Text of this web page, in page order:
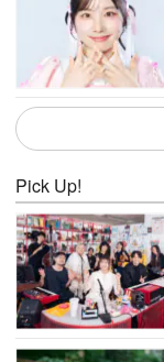
Pick Up!